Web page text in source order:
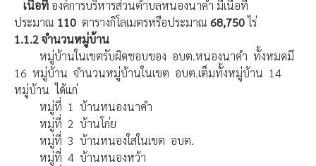
เนื้อที่ องค์การบริหารส่วนตำบลหนองนาคำ มีเนื้อที่
ประมาณ 110 ตารางกิโลเมตรหรือประมาณ 68,750ไร่
1.1.2จำนวนหมู่บ้าน
หมู่บ้านในเขตรับผิดชอบของ อบต.หนองนาคำ ทั้งหมดมี
16 หมู่บ้าน จำนวนหมู่บ้านในเขต อบต.เต็มทั้งหมู่บ้าน 14
หมู่บ้าน ได้แก่
หมู่ที่ 1 บ้านหนองนาคำ
หมู่ที่ 2 บ้านโก่ย
หมู่ที่ 3 บ้านหนองใสในเขต อบต.
หมู่ที่ 4 บ้านหนองหว้า